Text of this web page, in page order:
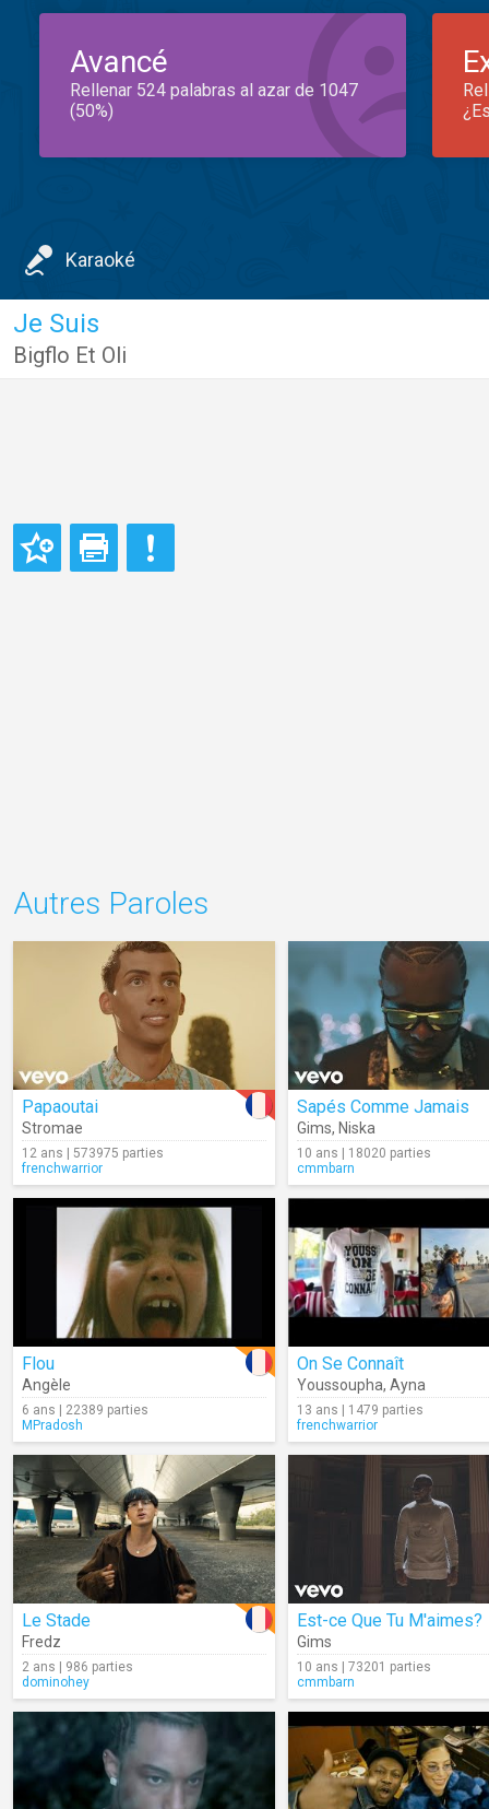
Avancé
Rellenar 524 palabras al azar de 1047
(50%)
Karaoké
Je Suis
Bigflo Et Oli
Autres Paroles
Papaoutai
Stromae
12 ans | 573975 parties
frenchwarrior
Sapés Comme Jamais
Gims, Niska
10 ans | 18020 parties
cmmbarn
Flou
Angèle
6 ans | 22389 parties
MPradosh
On Se Connaît
Youssoupha, Ayna
13 ans | 1479 parties
frenchwarrior
Le Stade
Fredz
2 ans | 986 parties
dominohey
Est-ce Que Tu M'aimes?
Gims
10 ans | 73201 parties
cmmbarn